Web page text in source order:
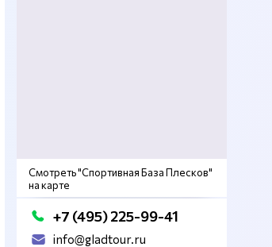
Смотреть "Спортивная База Плесков"
на карте
+7 (495) 225-99-41
info@gladtour.ru